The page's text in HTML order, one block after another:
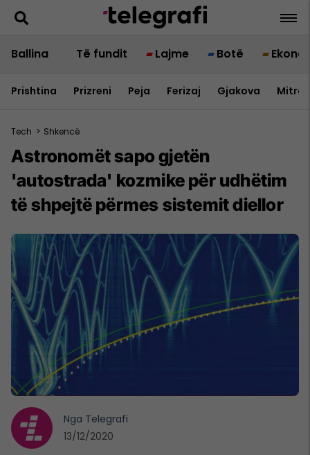
Ballina Të fundit Lajme Botë
Prishtina Prizreni Peja Ferizaj Gjakova
Tech > Shkencë
Astronomët sapo gjetën
'autostrada' kozmike për udhëtim
të shpejtë përmes sistemit diellor
Nga Telegrafi
13/12/2020